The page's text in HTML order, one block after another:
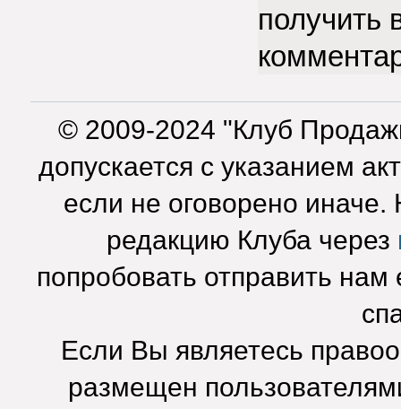
получить
© 2009-2024 "Клуб
допускается с указанием
если не оговорено
редакцию Клуба через
попробовать отправить нам
Если Вы являетесь
размещен